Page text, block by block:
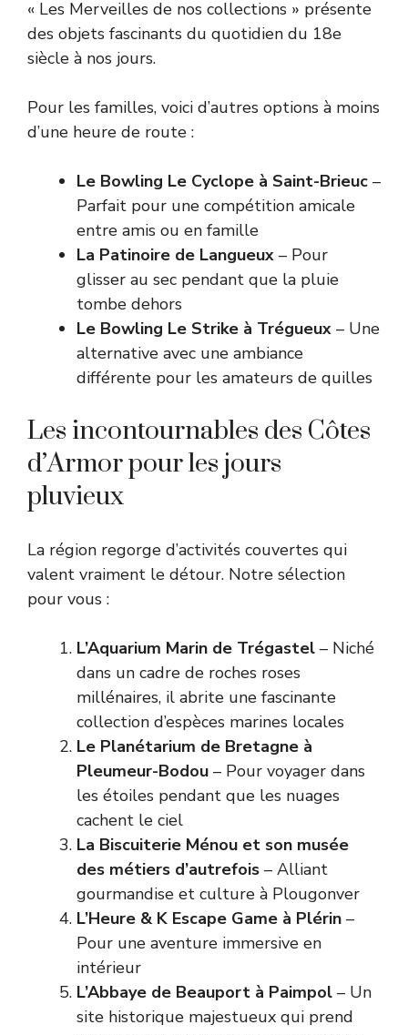
« Les Merveilles de nos collections » présente
des objets fascinants du quotidien du 18e
siècle à nos jours.
Pour les familles, voici d’autres options à moins
d’une heure de route :
Le Bowling Le Cyclope à Saint-Brieuc –
Parfait pour une compétition amicale
entre amis ou en famille
La Patinoire de Langueux – Pour
glisser au sec pendant que la pluie
tombe dehors
Le Bowling Le Strike à Trégueux – Une
alternative avec une ambiance
différente pour les amateurs de quilles
Les incontournables des Côtes
d’Armor pour les jours
pluvieux
La région regorge d’activités couvertes qui
valent vraiment le détour. Notre sélection
pour vous :
L’Aquarium Marin de Trégastel – Niché
dans un cadre de roches roses
millénaires, il abrite une fascinante
collection d’espèces marines locales
Le Planétarium de Bretagne à
Pleumeur-Bodou – Pour voyager dans
les étoiles pendant que les nuages
cachent le ciel
La Biscuiterie Ménou et son musée
des métiers d’autrefois – Alliant
gourmandise et culture à Plougonver
L’Heure & K Escape Game à Plérin –
Pour une aventure immersive en
intérieur
L’Abbaye de Beauport à Paimpol – Un
site historique majestueux qui prend